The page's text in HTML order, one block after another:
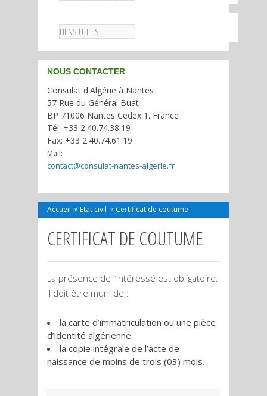
LIENS UTILES
NOUS CONTACTER
Consulat d'Algérie à Nantes
57 Rue du Général Buat
BP 71006 Nantes Cedex 1. France
Tél: +33 2.40.74.38.19
Fax: +33 2.40.74.61.19
Mail:
contact@consulat-nantes-algerie.fr
Accueil » Etat civil » Certificat de coutume
CERTIFICAT DE COUTUME
La présence de l’intéressé est obligatoire.
Il doit être muni de :
la carte d’immatriculation ou une pièce
d’identité algérienne.
la copie intégrale de l’acte de
naissance de moins de trois (03) mois.